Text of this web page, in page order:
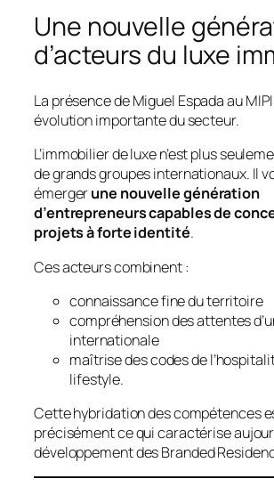
Une nouvelle
d’acteurs du luxe
La présence de Miguel Espada au
évolution importante du secteur.
L’immobilier de luxe n’est plus
de grands groupes internationaux. Il
émergerune nouvelle génération
d’entrepreneurs capables de
projets à forte identité.
Ces acteurs combinent :
connaissance fine du territoire
compréhension des attentes
internationale
maîtrise des codes de
lifestyle.
Cette hybridation des compétences
précisément ce qui caractérise
développement des Branded